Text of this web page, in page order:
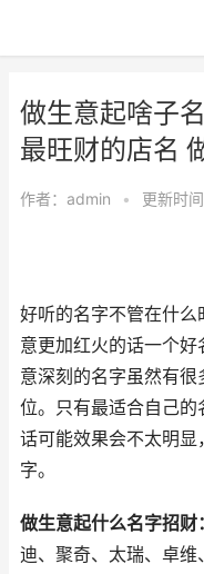
做生意起啥子
最旺财的店名
作者： admin • 更新时
好听的名字不管在什
意更加红火的话一个
意深刻的名字虽然有
位。只有最适合自己
话可能效果会不太明显
字。
做生意起什么名字招财：
迪、聚奇、太瑞、卓维